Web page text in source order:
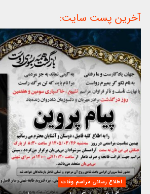
آخرین پست سایت:
اطلاع رسانی مراسم وفات